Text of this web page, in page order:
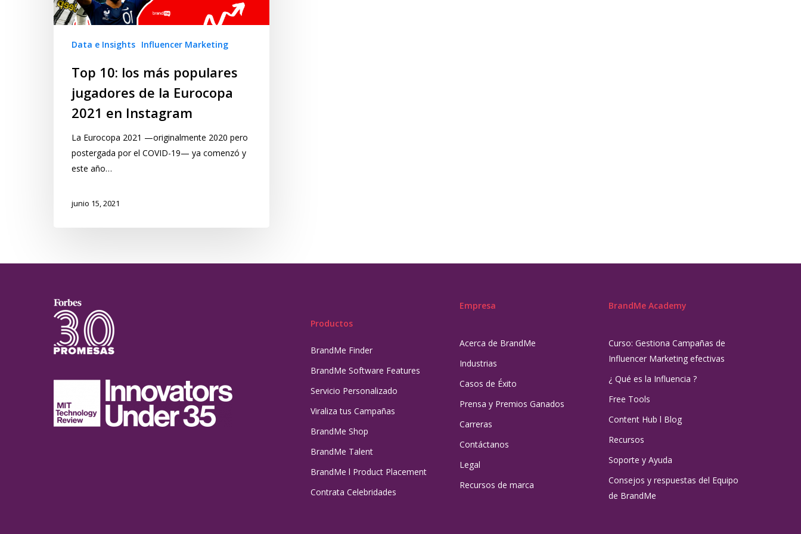
Data e Insights Influencer Marketing
Top 10: los más populares
jugadores de la Eurocopa
2021 en Instagram
La Eurocopa 2021 —originalmente 2020 pero
postergada por el COVID-19— ya comenzó y
este año…
junio 15, 2021
Productos
BrandMe Finder
BrandMe Software Features
Servicio Personalizado
Viraliza tus Campañas
BrandMe Shop
BrandMe Talent
BrandMe l Product Placement
Contrata Celebridades
Empresa
Acerca de BrandMe
Industrias
Casos de Éxito
Prensa y Premios Ganados
Carreras
Contáctanos
Legal
Recursos de marca
BrandMe Academy
Curso: Gestiona Campañas de
Influencer Marketing efectivas
¿ Qué es la Influencia ?
Free Tools
Content Hub l Blog
Recursos
Soporte y Ayuda
Consejos y respuestas del Equipo
de BrandMe